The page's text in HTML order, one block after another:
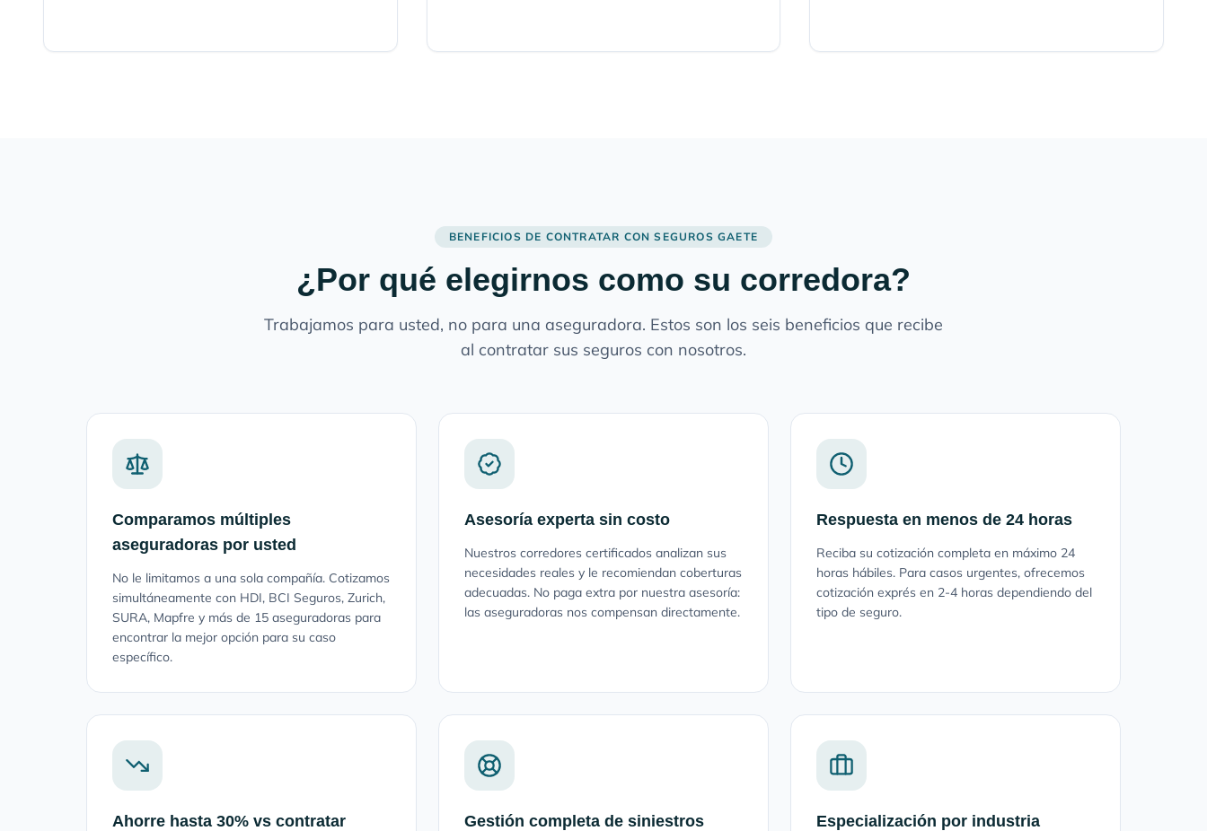
BENEFICIOS DE CONTRATAR CON SEGUROS GAETE
¿Por qué elegirnos como su corredora?
Trabajamos para usted, no para una aseguradora. Estos son los seis beneficios que recibe
al contratar sus seguros con nosotros.
Comparamos múltiples
aseguradoras por usted
No le limitamos a una sola compañía. Cotizamos
simultáneamente con HDI, BCI Seguros, Zurich,
SURA, Mapfre y más de 15 aseguradoras para
encontrar la mejor opción para su caso
específico.
Asesoría experta sin costo
Nuestros corredores certificados analizan sus
necesidades reales y le recomiendan coberturas
adecuadas. No paga extra por nuestra asesoría:
las aseguradoras nos compensan directamente.
Respuesta en menos de 24 horas
Reciba su cotización completa en máximo 24
horas hábiles. Para casos urgentes, ofrecemos
cotización exprés en 2-4 horas dependiendo del
tipo de seguro.
Ahorre hasta 30% vs contratar
Gestión completa de siniestros Especialización por industria